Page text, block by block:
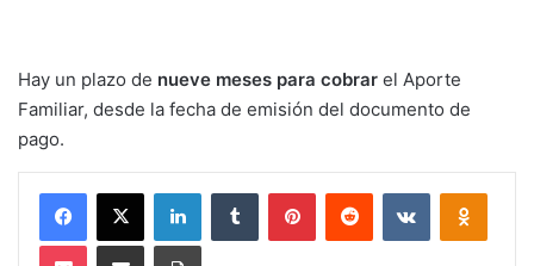
Hay un plazo de nueve meses para cobrar el Aporte
Familiar, desde la fecha de emisión del documento de
pago.
Facebook
X LinkedInTumblr PinterestReddit VKontakte
Pocket Compartir via email Imprimir